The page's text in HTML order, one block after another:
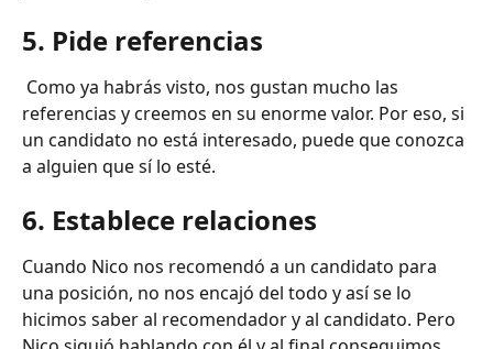
5. Pide referencias
referencias y creemos en su enorme valor. Por eso, si
un candidato no está interesado, puede que conozca
a alguien que sí lo esté.
6. Establece relaciones
Cuando Nico nos recomendó a un candidato para
una posición, no nos encajó del todo y así se lo
hicimos saber al recomendador y al candidato. Pero